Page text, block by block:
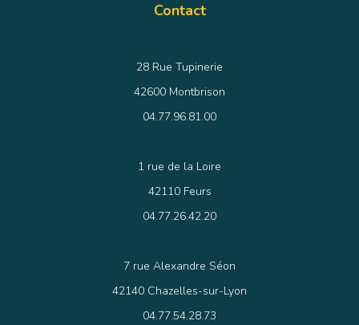
Contact
28 Rue Tupinerie
42600 Montbrison
04.77.96.81.00
1 rue de la Loire
42110 Feurs
04.77.26.42.20
7 rue Alexandre Séon
42140 Chazelles-sur-Lyon
04.77.54.28.73